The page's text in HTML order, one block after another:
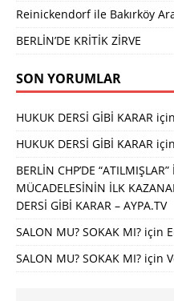
Reinickendorf ile Bakırköy
BERLİN’DE KRİTİK ZİRVE
SON YORUMLAR
HUKUK DERSİ GİBİ KARAR için
HUKUK DERSİ GİBİ KARAR için
BERLİN CHP’DE
MÜCADELESİNİN İLK
DERSİ GİBİ KARAR – AYPA.TV
SALON MU? SOKAK MI? için
SALON MU? SOKAK MI? için